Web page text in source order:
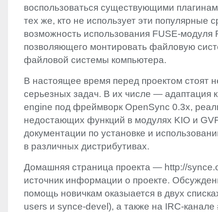
воспользоваться существующими
тех же, кто не использует эти популярные
возможность использования FUSE-модуля
позволяющего монтировать файловую
файловой системы компьютера.
В настоящее время перед проектом стоят
серьезных задач. В их числе — адаптация
engine под фреймворк OpenSync 0.3x,
недостающих функций в модулях KIO и
документации по установке и
в различных дистрибутивах.
Домашняя страница проекта — http://
источник информации о проекте.
помощь новичкам оказыается в двух
users и synce-devel), а также на IRC-канале